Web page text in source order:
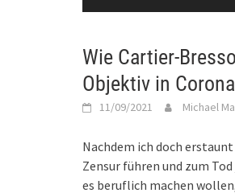
Wie Cartier-
Objektiv in
11/09/2021 Michael
Nachdem ich doch
Zensur führen und zum
es beruflich machen